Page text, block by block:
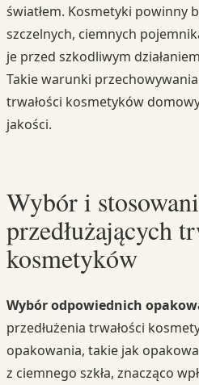
światłem. Kosmetyki powinny
szczelnych, ciemnych
je przed szkodliwym
Takie warunki przechowywania
trwałości kosmetyków
jakości.
Wybór i
przedłużających
kosmetyków
Wybór odpowiednich
przedłużenia trwałości
opakowania, takie jak
z ciemnego szkła, znacząco